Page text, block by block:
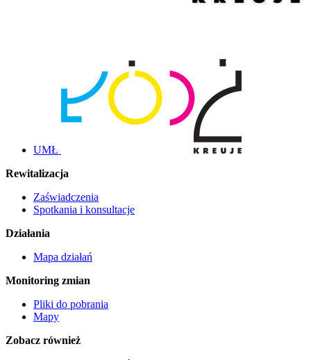
UMŁ
Rewitalizacja
Zaświadczenia
Spotkania i konsultacje
Działania
Mapa działań
Monitoring zmian
Pliki do pobrania
Mapy
Zobacz również